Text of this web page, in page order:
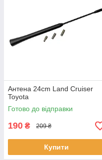
Антена 24cm Land Cruiser
Toyota
Готово до відправки
190 ₴ 209 ₴
Купити